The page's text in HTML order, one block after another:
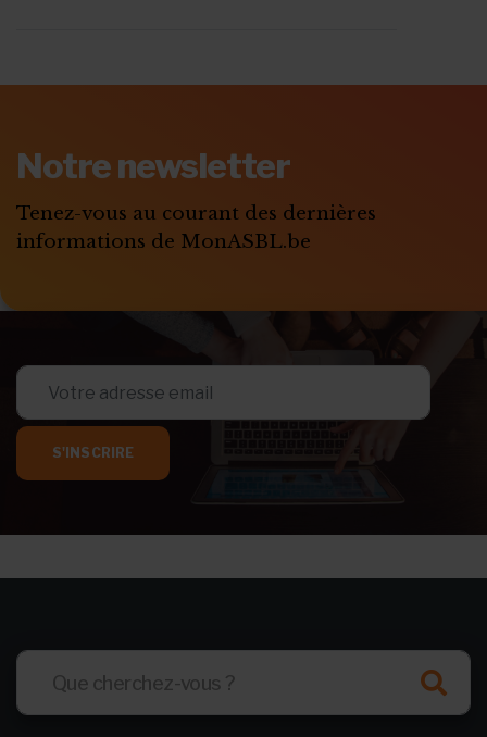
S'ABONNER
Notre newsletter
Tenez-vous au courant des dernières
informations de MonASBL.be
S'INSCRIRE